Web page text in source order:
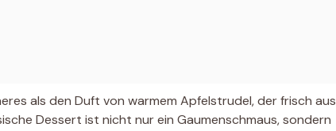
als den Duft von warmem Apfelstrudel, der frisch aus
Dessert ist nicht nur ein Gaumenschmaus, sondern